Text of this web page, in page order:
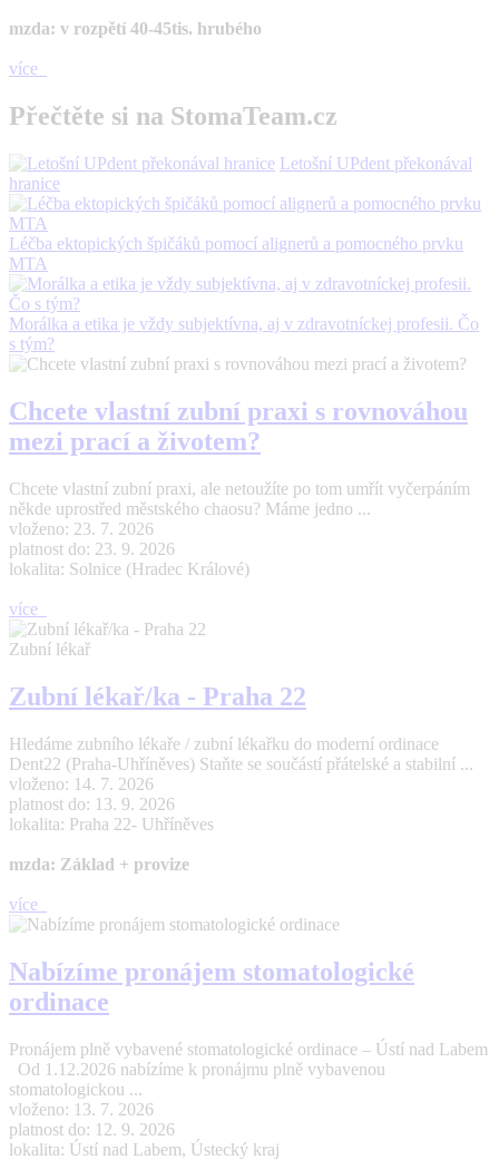
mzda: v rozpětí 40-45tis. hrubého
více
Přečtěte si na StomaTeam.cz
Letošní UPdent překonával
hranice
Léčba ektopických špičáků pomocí alignerů a pomocného prvku
MTA
Morálka a etika je vždy subjektívna, aj v zdravotníckej profesii. Čo
s tým?
Chcete vlastní zubní praxi s rovnováhou
mezi prací a životem?
Chcete vlastní zubní praxi, ale netoužíte po tom umřít vyčerpáním
někde uprostřed městského chaosu? Máme jedno ...
vloženo: 23. 7. 2026
platnost do: 23. 9. 2026
lokalita: Solnice (Hradec Králové)
více
Zubní lékař
Zubní lékař/ka - Praha 22
Hledáme zubního lékaře / zubní lékařku do moderní ordinace
Dent22 (Praha-Uhříněves) Staňte se součástí přátelské a stabilní ...
vloženo: 14. 7. 2026
platnost do: 13. 9. 2026
lokalita: Praha 22- Uhříněves
mzda: Základ + provize
více
Nabízíme pronájem stomatologické
ordinace
Pronájem plně vybavené stomatologické ordinace – Ústí nad Labem
Od 1.12.2026 nabízíme k pronájmu plně vybavenou
stomatologickou ...
vloženo: 13. 7. 2026
platnost do: 12. 9. 2026
lokalita: Ústí nad Labem, Ústecký kraj